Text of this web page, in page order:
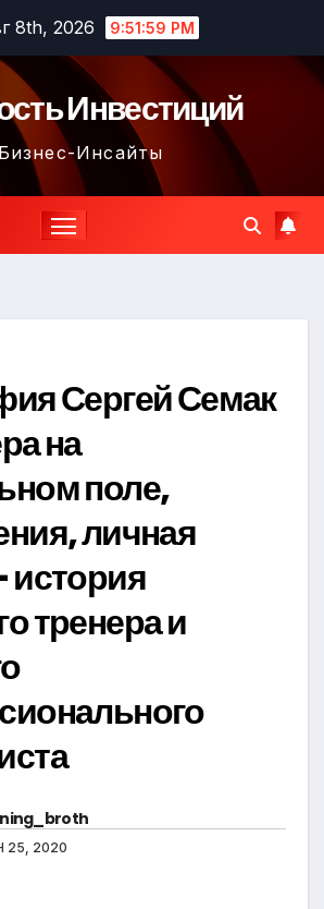
8th, 2026 9:52:00 PM
Инвестиций
Бизнес-Инсайты
Сергей Семак
на
поле,
личная
тренера и
25, 2020